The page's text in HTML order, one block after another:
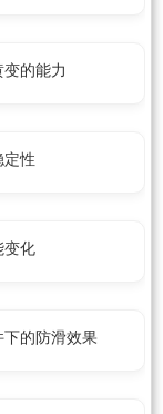
的能力
性
变化
的防滑效果